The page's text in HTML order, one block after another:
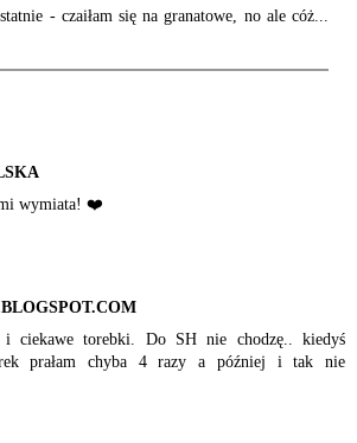
- czaiłam się na granatowe, no ale cóż...
wymiata! ❤️
i ciekawe torebki. Do SH nie chodzę.. kiedyś
prałam chyba 4 razy a później i tak nie